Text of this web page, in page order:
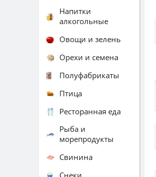
Напитки
алкогольные
Овощи и зелень
Орехи и семена
Полуфабрикаты
Птица
Ресторанная еда
Рыба и
морепродукты
Свинина
Снеки